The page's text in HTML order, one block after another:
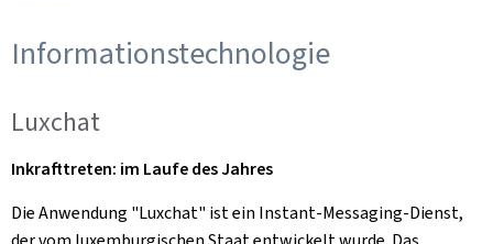
Informationstechnologie
Luxchat
Inkrafttreten: im Laufe des Jahres
Die Anwendung "Luxchat" ist ein Instant-Messaging-Dienst,